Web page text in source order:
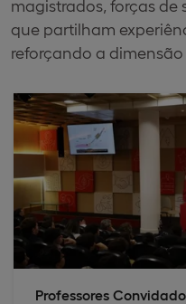
magistrados, forças de
que partilham
reforçando a
Professores